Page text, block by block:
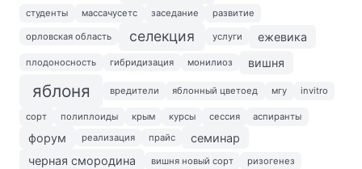
студенты массачусетс заседание развитие
орловская область селекция услуги ежевика
плодоносность гибридизация монилиоз вишня
яблоня вредители яблонный цветоед мгу invitro
сорт полиплоиды крым курсы сессия аспиранты
форум реализация прайс
семинар
черная смородина
вишня новый сорт ризогенез